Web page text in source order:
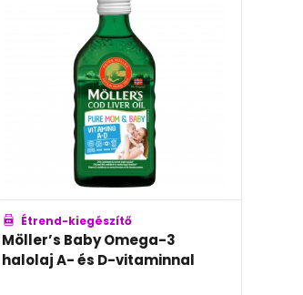
Étrend-kiegészítő
Möller’s Baby Omega-3
halolaj A- és D-vitaminnal